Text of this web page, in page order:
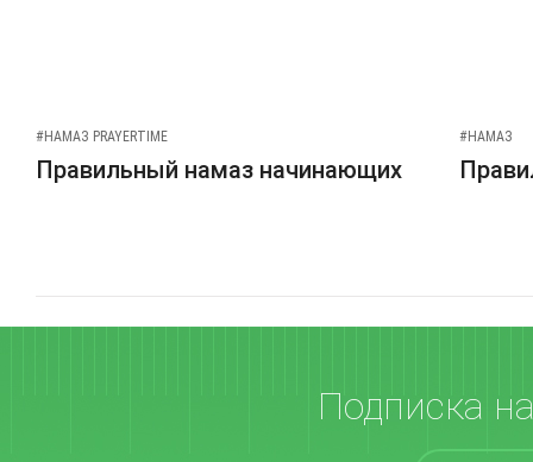
#НАМАЗ PRAYERTIME
Правильный намаз начинающих
#НАМАЗ
Подписка